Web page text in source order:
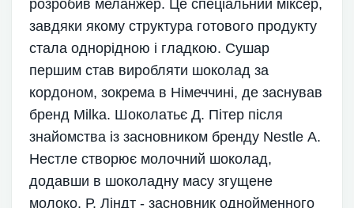
розробив меланжер. Це спеціальний міксер,
завдяки якому структура готового продукту
стала однорідною і гладкою. Сушар
першим став виробляти шоколад за
кордоном, зокрема в Німеччині, де заснував
бренд Milka. Шоколатьє Д. Пітер після
знайомства із засновником бренду Nestle А.
Нестле створює молочний шоколад,
додавши в шоколадну масу згущене
молоко. Р. Ліндт - засновник однойменного